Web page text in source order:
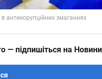
— підпишіться на